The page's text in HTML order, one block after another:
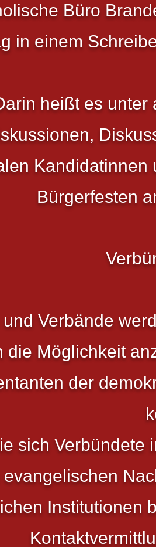
Büro
in einem
heißt es unter
Bürgerfesten
Verbände
die Möglichkeit
der
sich Verbündete
evangelischen
Institutionen